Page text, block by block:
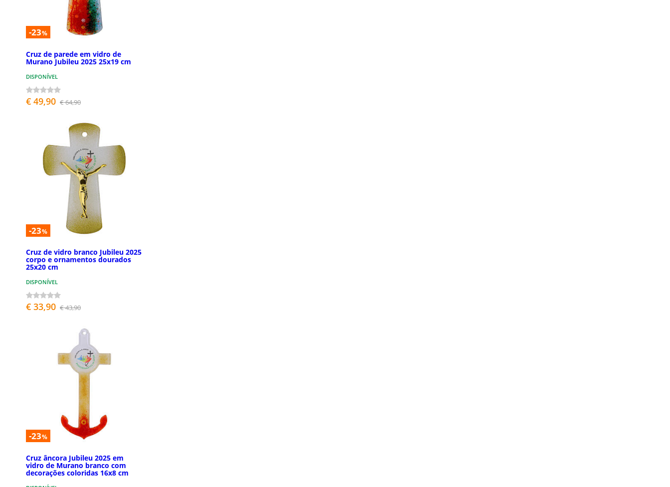
-23%
Cruz de parede em vidro de
Murano Jubileu 2025 25x19 cm
DISPONÍVEL
€ 49,90 € 64,90
-23%
Cruz de vidro branco Jubileu 2025
corpo e ornamentos dourados
25x20 cm
DISPONÍVEL
€ 33,90 € 43,90
-23%
Cruz âncora Jubileu 2025 em
vidro de Murano branco com
decorações coloridas 16x8 cm